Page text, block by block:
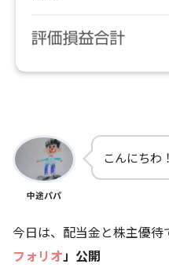
中途パパ
こんにちわ
今日は、配当金と株主優待
フォリオ 」公開